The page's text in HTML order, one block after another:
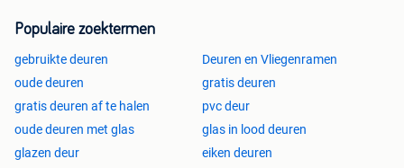
Populaire zoektermen
gebruikte deuren
Deuren en Vliegenramen
oude deuren
gratis deuren
gratis deuren af te halen
pvc deur
oude deuren met glas
glas in lood deuren
glazen deur
eiken deuren